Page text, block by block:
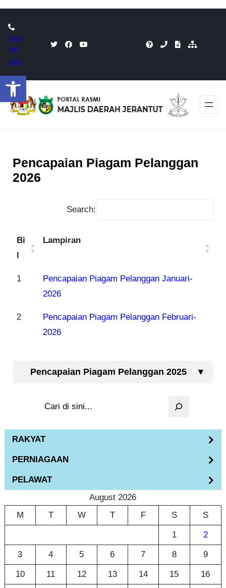
Open toolbar
to
content
(609)
266
2205
Pencapaian Piagam Pelanggan
2026
Search:
Bi
l
Lampiran
1
Pencapaian Piagam Pelanggan Januari-
2026
2
Pencapaian Piagam Pelanggan Februari-
2026
Pencapaian Piagam Pelanggan 2025
c
h
RAKYAT
PERNIAGAAN
PELAWAT
August 2026
M
T W T F S S
1 2
3 4 5 6 7 8 9
10 11 12 13 14 15 16